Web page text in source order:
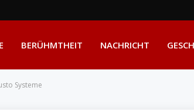
BERÜHMTHEIT NACHRICHT
Systeme